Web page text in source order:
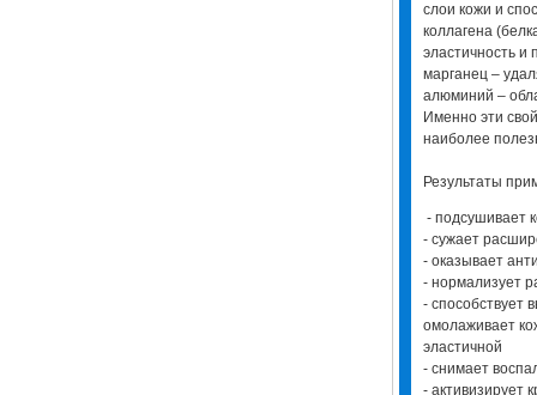
слои кожи и
коллагена
эластичность и
марганец –
алюминий –
Именно эти
наиболее
Результаты
- подсушивает
- сужает
- оказывает
- нормализует
- способствует
омолаживает
эластичной
- снимает
- активизирует